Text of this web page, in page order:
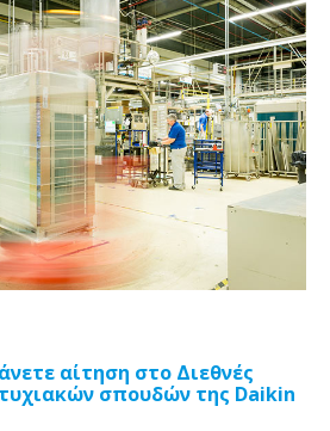
αίτηση στο Διεθνές
σπουδών της Daikin